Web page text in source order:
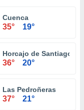
Cuenca
35° 19°
Horcajo de Santiago
36° 20°
Las Pedroñeras
37° 21°